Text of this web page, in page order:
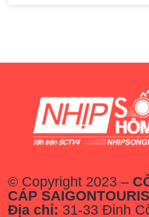
© Copyright 2023 –
CÁP
Địa chỉ: 31-33 Đinh